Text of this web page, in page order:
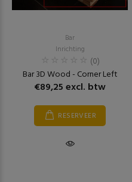
Bar
Inrichting
(0)
Bar 3D Wood - Corner Left
€89,25 excl. btw
RESERVEER